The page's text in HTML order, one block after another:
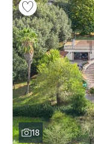
18